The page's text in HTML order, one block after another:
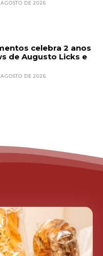
DE 2026
celebra 2 anos
de Augusto Licks e
DE 2026